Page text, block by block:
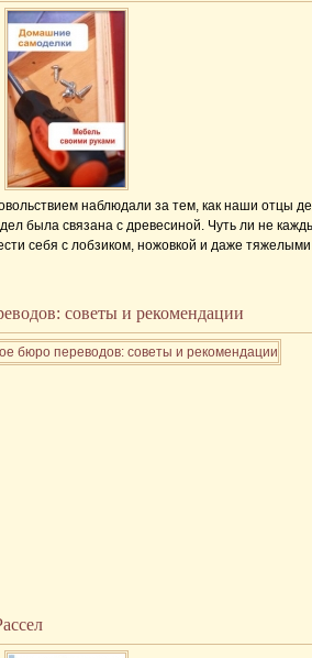
наблюдали за тем, как наши отцы
была связана с древесиной. Чуть ли не
себя с лобзиком, ножовкой и даже тяжелыми
выполнять всю работу
используемых в хозяйстве, изготовлена
советы и рекомендации